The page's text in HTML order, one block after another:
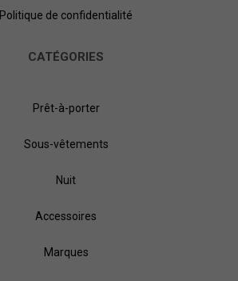
Politique de confidentialité
CATÉGORIES
Prêt-à-porter
Sous-vêtements
Nuit
Accessoires
Marques